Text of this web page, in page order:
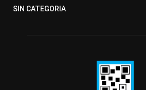
SIN CATEGORIA